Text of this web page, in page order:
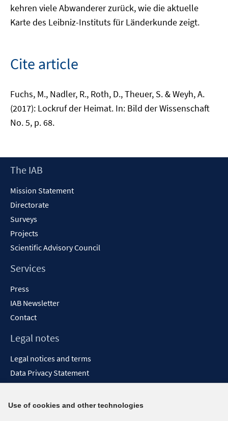
kehren viele Abwanderer zurück, wie die aktuelle
Karte des Leibniz-Instituts für Länderkunde zeigt.
Cite article
Fuchs, M., Nadler, R., Roth, D., Theuer, S. & Weyh, A.
(2017): Lockruf der Heimat. In: Bild der Wissenschaft
No. 5, p. 68.
Footer
The IAB
Mission Statement
Directorate
Surveys
Projects
Scientific Advisory Council
Services
Press
IAB Newsletter
Contact
Legal notes
Legal notices and terms
Data Privacy Statement
Report Accessibility
Use of cookies and other technologies